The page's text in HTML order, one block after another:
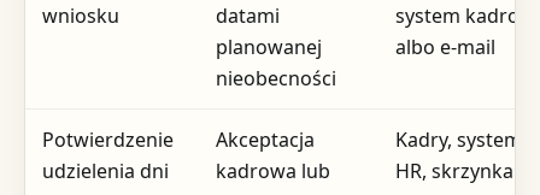
wniosku
datami
planowanej
nieobecności
system
albo e-mail
Potwierdzenie
udzielenia dni
Akceptacja
kadrowa lub
Kadry, system
HR, skrzynka e-